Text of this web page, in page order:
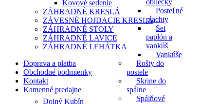
obliečky
Posteľné
plachty
Set
paplón a
vankúš
Vankúše
Rošty do
postele
Skrine do
spálne
Spálňové
Kovové sedenie
ZÁHRADNÉ KRESLÁ
ZÁVESNÉ HOJDACIE KRESLÁ
ZÁHRADNÉ STOLY
ZÁHRADNÉ LAVICE
ZÁHRADNÉ LEHÁTKA
Doprava a platba
Obchodné podmienky
Kontakt
Kamenné predajne
Dolný Kubín